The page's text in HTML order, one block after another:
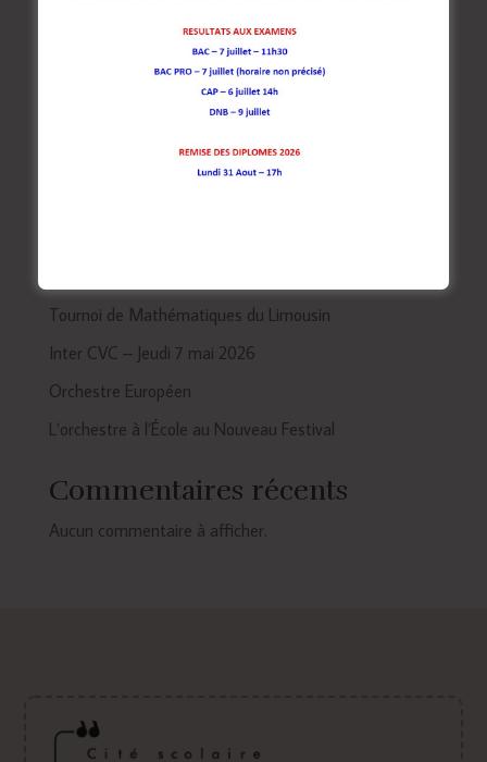
Tournoi de Mathématiques du Limousin
Inter CVC – Jeudi 7 mai 2026
Orchestre Européen
L’orchestre à l’École au Nouveau Festival
Commentaires récents
Aucun commentaire à afficher.